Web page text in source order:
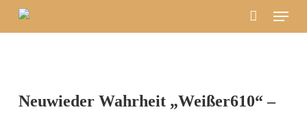
Skip
to
Menu
Neuwieder Wahrheit „Weißer610“ –